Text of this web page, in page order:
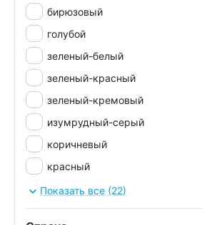
бирюзовый
голубой
зеленый-белый
зеленый-красный
зеленый-кремовый
изумрудный-серый
коричневый
красный
кремовый-красный
кремовый-лиловый
Показать все (22)